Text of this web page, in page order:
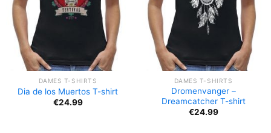
DAMES T-SHIRTS
Dia de los Muertos T-shirt
€24.99
DAMES T-SHIRTS
Dromenvanger –
Dreamcatcher T-shirt
€24.99